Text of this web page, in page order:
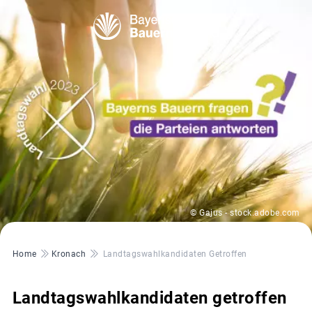
© Gajus - stock.adobe.com
Pfadnavigation
Home Kronach Landtagswahlkandidaten Getroffen
Landtagswahlkandidaten getroffen